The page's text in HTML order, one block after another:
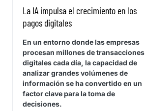
La IA impulsa el crecimiento en los
pagos digitales
En un entorno donde las empresas
procesan millones de transacciones
digitales cada día, la capacidad de
analizar grandes volúmenes de
información se ha convertido en un
factor clave para la toma de
decisiones.